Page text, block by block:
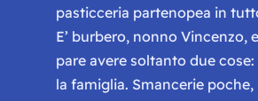
pasticceria partenopea in
E’ burbero, nonno Vincenzo,
pare avere soltanto due
la famiglia. Smancerie